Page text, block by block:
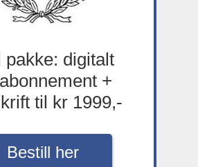
pakke: digitalt
+
til kr 1999,-
Bestill her